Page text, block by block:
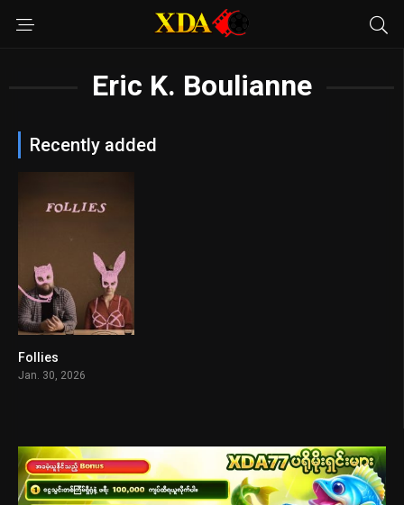
Eric K. Boulianne
Recently added
Follies
Jan. 30, 2026